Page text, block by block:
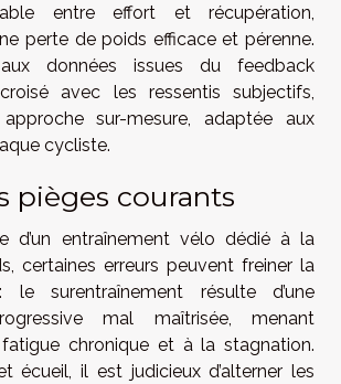
entre effort et récupération,
perte de poids efficace et pérenne.
données issues du feedback
avec les ressentis subjectifs,
sur-mesure, adaptée aux
cycliste.
pièges courants
d’un entraînement vélo dédié à la
certaines erreurs peuvent freiner la
le surentraînement résulte d’une
mal maîtrisée, menant
chronique et à la stagnation.
écueil, il est judicieux d’alterner les